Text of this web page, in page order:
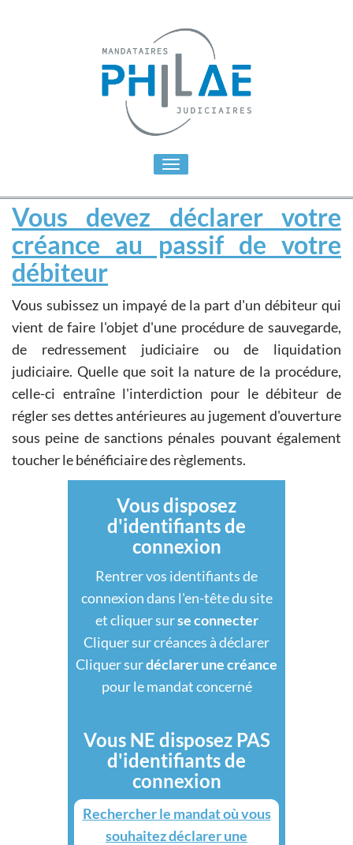
Toggle
Vous devez déclarer votre
créance au passif de votre
débiteur
Vous subissez un impayé de la part d'un débiteur qui
vient de faire l'objet d'une procédure de sauvegarde,
de redressement judiciaire ou de liquidation
judiciaire. Quelle que soit la nature de la procédure,
celle-ci entraîne l'interdiction pour le débiteur de
régler ses dettes antérieures au jugement d'ouverture
sous peine de sanctions pénales pouvant également
toucher le bénéficiaire des règlements.
Vous disposez
d'identifiants de
connexion
Rentrer vos identifiants de
connexion dans l'en-tête du site
et cliquer surse connecter
Cliquer sur créances à déclarer
Cliquer surdéclarer une créance
pour le mandat concerné
Vous NE disposez PAS
d'identifiants de
connexion
Rechercher le mandat où vous
souhaitez déclarer une